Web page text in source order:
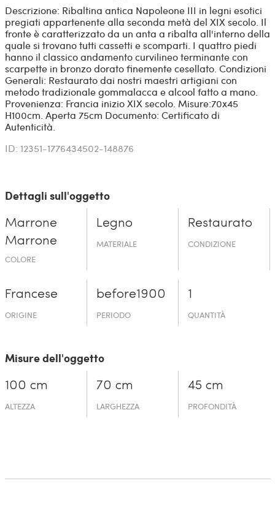
Descrizione: Ribaltina antica Napoleone III in legni esotici
pregiati appartenente alla seconda metà del XIX secolo. Il
fronte è caratterizzato da un anta a ribalta all'interno della
quale si trovano tutti cassetti e scomparti. I quattro piedi
hanno il classico andamento curvilineo terminante con
scarpette in bronzo dorato finemente cesellato. Condizioni
Generali: Restaurato dai nostri maestri artigiani con
metodo tradizionale gommalacca e alcool fatto a mano.
Provenienza: Francia inizio XIX secolo. Misure:70x45
H100cm. Aperta 75cm Documento: Certificato di
Autenticità.
ID: 12351-1776434502-148876
Dettagli sull'oggetto
Marrone
Marrone
COLORE
Legno
MATERIALE
Restaurato
CONDIZIONE
Francese
ORIGINE
before19­00
PERIODO
1
QUANTITÀ
Misure dell'oggetto
100 cm
ALTEZZA
70 cm
LARGHEZZA
45 cm
PROFONDITÀ